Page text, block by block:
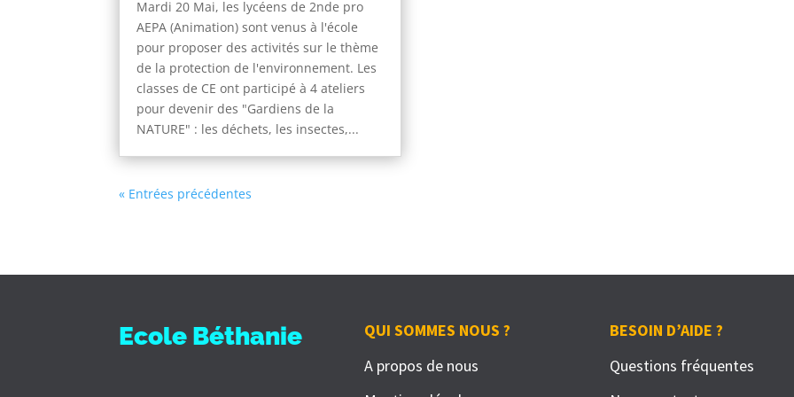
Mardi 20 Mai, les lycéens de 2nde pro
AEPA (Animation) sont venus à l'école
pour proposer des activités sur le thème
de la protection de l'environnement. Les
classes de CE ont participé à 4 ateliers
pour devenir des "Gardiens de la
NATURE" : les déchets, les insectes,...
« Entrées précédentes
Ecole Béthanie
QUI SOMMES NOUS ?
A propos de nous
BESOIN D’AIDE ?
Questions fréquentes